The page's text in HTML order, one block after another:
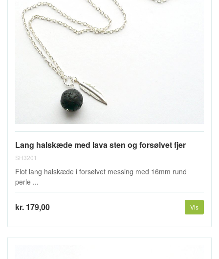
Lang halskæde med lava sten og forsølvet fjer
SH3201
Flot lang halskæde i forsølvet messing med 16mm rund
perle ...
kr. 179,00 Vis